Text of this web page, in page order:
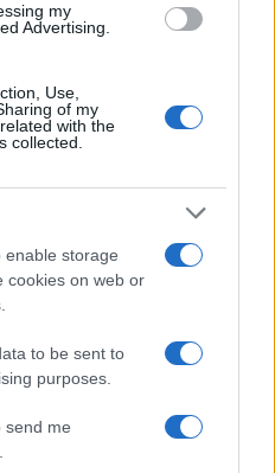
my
Advertising.
Use,
of my
with the
collected.
enable storage
cookies on web or
to be sent to
purposes.
send me
andando nella
del sito o
Notizie Olbia
e le tue foto
al numero +39